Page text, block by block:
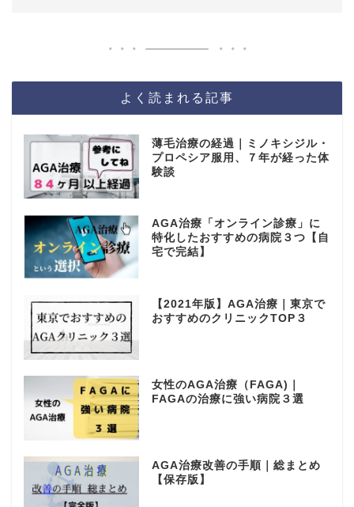
よく読まれる記事
薄毛治療の経過｜ミノキシジル・
プロペシア服用、７年が経った体
験談
AGA治療「オンライン診療」に
特化したおすすめの病院３つ【自
宅で完結】
【2021年版】AGA治療｜東京で
おすすめのクリニックTOP３
女性のAGA治療（FAGA)｜
FAGAの治療に強い病院３選
AGA治療改善の手順｜総まとめ
【保存版】